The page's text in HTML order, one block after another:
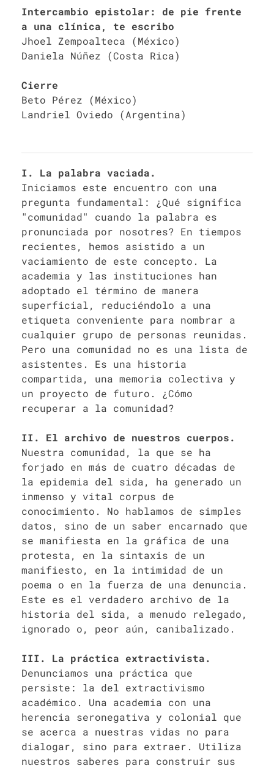
Intercambio epistolar: de pie frente
a una clínica, te escribo
Jhoel Zempoalteca (México)
Daniela Núñez (Costa Rica)
Cierre
Beto Pérez (México)
Landriel Oviedo (Argentina)
I. La palabra vaciada.
Iniciamos este encuentro con una
pregunta fundamental: ¿Qué significa
"comunidad" cuando la palabra es
pronunciada por nosotres? En tiempos
recientes, hemos asistido a un
vaciamiento de este concepto. La
academia y las instituciones han
adoptado el término de manera
superficial, reduciéndolo a una
etiqueta conveniente para nombrar a
cualquier grupo de personas reunidas.
Pero una comunidad no es una lista de
asistentes. Es una historia
compartida, una memoria colectiva y
un proyecto de futuro. ¿Cómo
recuperar a la comunidad?
II. El archivo de nuestros cuerpos.
Nuestra comunidad, la que se ha
forjado en más de cuatro décadas de
la epidemia del sida, ha generado un
inmenso y vital corpus de
conocimiento. No hablamos de simples
datos, sino de un saber encarnado que
se manifiesta en la gráfica de una
protesta, en la sintaxis de un
manifiesto, en la intimidad de un
poema o en la fuerza de una denuncia.
Este es el verdadero archivo de la
historia del sida, a menudo relegado,
ignorado o, peor aún, canibalizado.
III. La práctica extractivista.
Denunciamos una práctica que
persiste: la del extractivismo
académico. Una academia con una
herencia seronegativa y colonial que
se acerca a nuestras vidas no para
dialogar, sino para extraer. Utiliza
nuestros saberes para construir sus